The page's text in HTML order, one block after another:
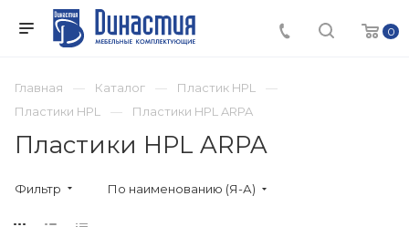
0
Главная Каталог
Пластик HPL
Пластики HPL
Пластики HPL ARPA
Пластики HPL ARPA
Фильтр По наименованию (Я-А)